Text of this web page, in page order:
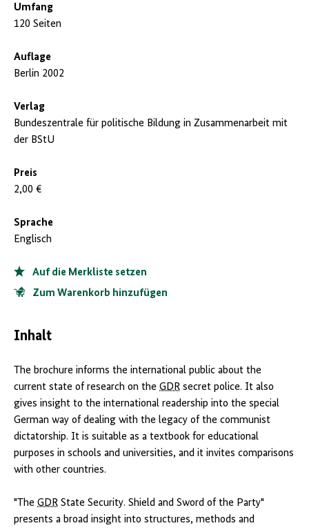
Umfang
120 Seiten
Auflage
Berlin 2002
Verlag
Bundeszentrale für politische Bildung in Zusammenarbeit mit
der BStU
Preis
2,00 €
Sprache
Englisch
Auf die Merkliste setzen
Zum Warenkorb hinzufügen
Inhalt
The brochure informs the international public about the
current state of research on the GDR secret police. It also
gives insight to the international readership into the special
German way of dealing with the legacy of the communist
dictatorship. It is suitable as a textbook for educational
purposes in schools and universities, and it invites comparisons
with other countries.
"The GDR State Security. Shield and Sword of the Party"
presents a broad insight into structures, methods and